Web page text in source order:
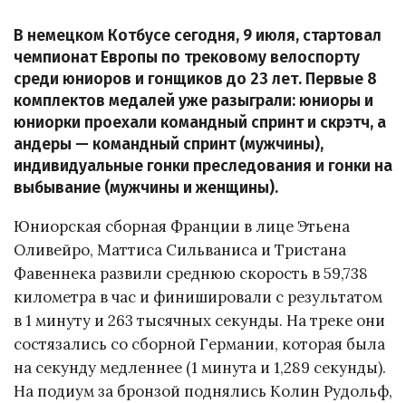
В немецком Котбусе сегодня, 9 июля, стартовал
чемпионат Европы по трековому велоспорту
среди юниоров и гонщиков до 23 лет. Первые 8
комплектов медалей уже разыграли: юниоры и
юниорки проехали командный спринт и скрэтч, а
андеры — командный спринт (мужчины),
индивидуальные гонки преследования и гонки на
выбывание (мужчины и женщины).
Юниорская сборная Франции в лице Этьена
Оливейро, Маттиса Сильваниса и Тристана
Фавеннека развили среднюю скорость в 59,738
километра в час и финишировали с результатом
в 1 минуту и 263 тысячных секунды. На треке они
состязались со сборной Германии, которая была
на секунду медленнее (1 минута и 1,289 секунды).
На подиум за бронзой поднялись Колин Рудольф,